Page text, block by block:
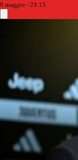
9 maggio - 23:15